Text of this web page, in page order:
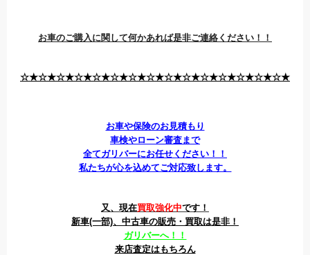
お車のご購入に関して何かあれば是非ご連絡ください！！
☆★☆★☆★☆★☆★☆★☆★☆★☆★☆★☆★☆★☆★☆★☆★
お車や保険のお見積もり
車検やローン審査まで
全てガリバーにお任せください！！
私たちが心を込めてご対応致します。
又、現在買取強化中です！
新車(一部)、中古車の販売・買取は是非！
ガリバーへ！！
来店査定はもちろん